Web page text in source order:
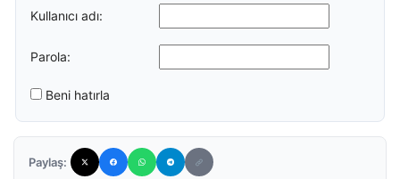
Kullanıcı adı:
Parola:
Beni hatırla
Paylaş: